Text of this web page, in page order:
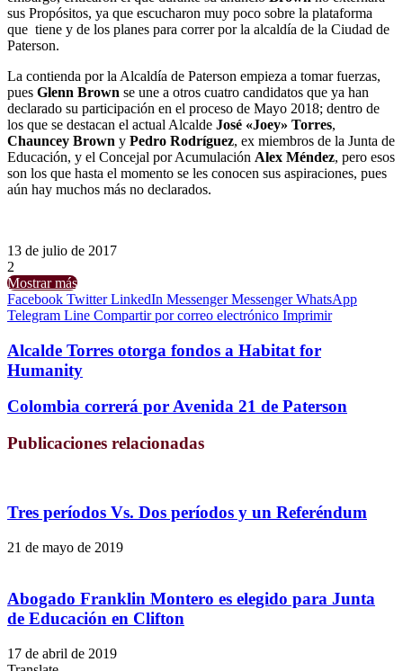
sus Propósitos, ya que escucharon muy poco sobre la plataforma
que tiene y de los planes para correr por la alcaldía de la Ciudad de
Paterson.
La contienda por la Alcaldía de Paterson empieza a tomar fuerzas,
pues Glenn Brown se une a otros cuatro candidatos que ya han
declarado su participación en el proceso de Mayo 2018; dentro de
los que se destacan el actual Alcalde José «Joey» Torres,
Chauncey Brown y Pedro Rodríguez, ex miembros de la Junta de
Educación, y el Concejal por Acumulación Alex Méndez, pero esos
son los que hasta el momento se les conocen sus aspiraciones, pues
aún hay muchos más no declarados.
13 de julio de 2017
2
Mostrar más
Facebook Twitter LinkedIn Messenger Messenger WhatsApp
Telegram Line Compartir por correo electrónico Imprimir
Alcalde Torres otorga fondos a Habitat for
Humanity
Colombia correrá por Avenida 21 de Paterson
Publicaciones relacionadas
Tres períodos Vs. Dos períodos y un Referéndum
21 de mayo de 2019
Abogado Franklin Montero es elegido para Junta
de Educación en Clifton
17 de abril de 2019